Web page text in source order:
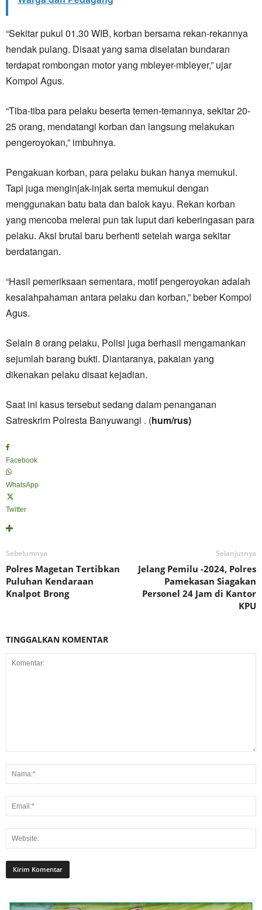
“Sekitar pukul 01.30 WIB, korban bersama rekan-rekannya
hendak pulang. Disaat yang sama diselatan bundaran
terdapat rombongan motor yang mbleyer-mbleyer,” ujar
Kompol Agus.
“Tiba-tiba para pelaku beserta temen-temannya, sekitar 20-
25 orang, mendatangi korban dan langsung melakukan
pengeroyokan,” imbuhnya.
Pengakuan korban, para pelaku bukan hanya memukul.
Tapi juga menginjak-injak serta memukul dengan
menggunakan batu bata dan balok kayu. Rekan korban
yang mencoba melerai pun tak luput dari keberingasan para
pelaku. Aksi brutal baru berhenti setelah warga sekitar
berdatangan.
“Hasil pemeriksaan sementara, motif pengeroyokan adalah
kesalahpahaman antara pelaku dan korban,” beber Kompol
Agus.
Selain 8 orang pelaku, Polisi juga berhasil mengamankan
sejumlah barang bukti. Diantaranya, pakaian yang
dikenakan pelaku disaat kejadian.
Saat ini kasus tersebut sedang dalam penanganan
Satreskrim Polresta Banyuwangi . (hum/rus)
Facebook
WhatsApp
Twitter
Sebelumnya
Polres Magetan Tertibkan
Puluhan Kendaraan
Knalpot Brong
Selanjutnya
Jelang Pemilu -2024, Polres
Pamekasan Siagakan
Personel 24 Jam di Kantor
KPU
TINGGALKAN KOMENTAR